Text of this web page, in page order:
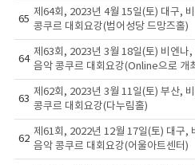
65
제64회, 2023년 4월 15일(토) 대구,
콩쿠르 대회요강(범어성당 드망즈홀)
64
제63회, 2023년 3월 18일(토) 비엔나,
음악 콩쿠르 대회요강(Online으로 개
63
제62회, 2023년 3월 11일(토) 부산,
콩쿠르 대회요강(다누림홀)
62
제61회, 2022년 12월 17일(토) 대구,
음악 콩쿠르 대회요강(어울아트센터)